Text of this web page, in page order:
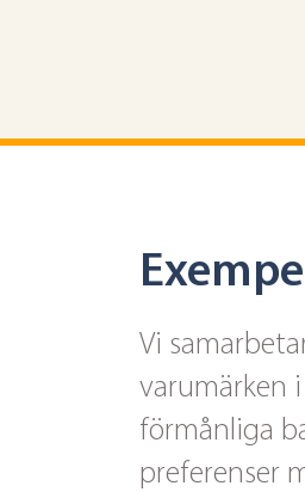
Vi
varumärken
förmånliga
preferenser